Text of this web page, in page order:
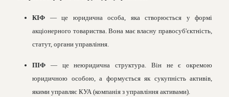
КІФ — це юридична особа, яка створюється у формі
акціонерного товариства. Вона має власну правосуб'єктність,
статут, органи управління.
ПІФ — це неюридична структура. Він не є окремою
юридичною особою, а формується як сукупність активів,
якими управляє КУА (компанія з управління активами).